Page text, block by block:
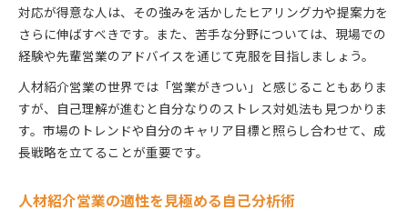
対応が得意な人は、その強みを活かしたヒアリング力や提案力を
さらに伸ばすべきです。また、苦手な分野については、現場での
経験や先輩営業のアドバイスを通じて克服を目指しましょう。
人材紹介営業の世界では「営業がきつい」と感じることもありま
すが、自己理解が進むと自分なりのストレス対処法も見つかりま
す。市場のトレンドや自分のキャリア目標と照らし合わせて、成
長戦略を立てることが重要です。
人材紹介営業の適性を見極める自己分析術